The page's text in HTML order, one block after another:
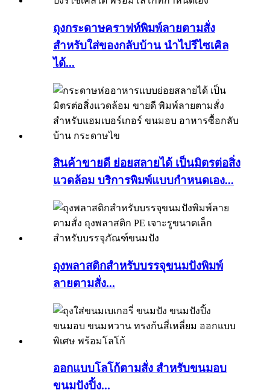
ถุงกระดาษคราฟท์พิมพ์ลายตามสั่ง
สำหรับใส่ของกลับบ้าน นำไปรีไซเคิล
ได้...
สินค้าขายดี ย่อยสลายได้ เป็นมิตรต่อสิ่ง
แวดล้อม บริการพิมพ์แบบกำหนดเอง...
ถุงพลาสติกสำหรับบรรจุขนมปังพิมพ์
ลายตามสั่ง...
ออกแบบโลโก้ตามสั่ง สำหรับขนมอบ
ขนมปังปิ้ง...